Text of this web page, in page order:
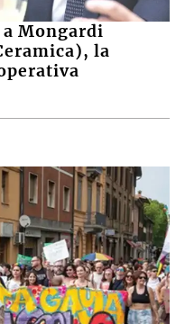
Mongardi
la